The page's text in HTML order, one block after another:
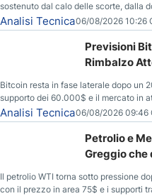
sostenuto dal calo delle scorte, dalla
energetiche, e dai timori di deficit
Analisi Tecnica06/08/2026 10:26
Previsioni
Rimbalzo
Bitcoin resta in fase laterale dopo un
supporto dei 60.000$ e il mercato in
USA ed elezioni di medio termine.
Analisi Tecnica06/08/2026 09:46
Petrolio e
Greggio che
Il petrolio WTI torna sotto pressione
con il prezzo in area 75$ e i supporti